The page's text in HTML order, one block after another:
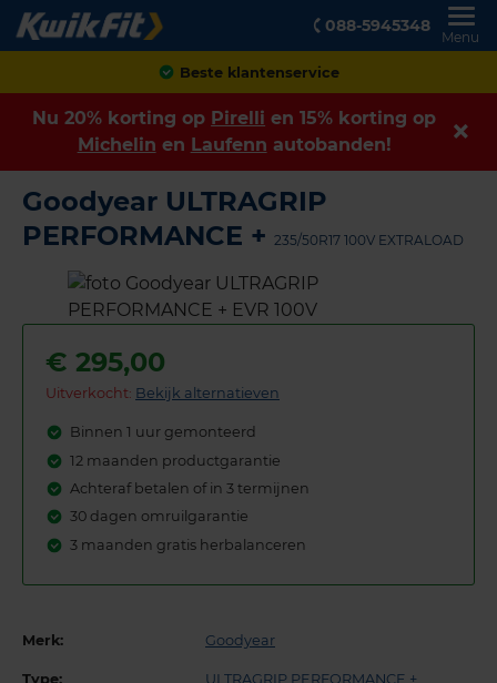
088-5945348
Menu
Achteraf betalen
Nu 20% korting op Pirelli en 15% korting op
Michelin en Laufenn autobanden!
Goodyear ULTRAGRIP
PERFORMANCE + 235/50R17 100V EXTRALOAD
€ 295,00
Uitverkocht: Bekijk alternatieven
Binnen 1 uur gemonteerd
12 maanden productgarantie
Achteraf betalen of in 3 termijnen
30 dagen omruilgarantie
3 maanden gratis herbalanceren
Merk: Goodyear
Type: ULTRAGRIP PERFORMANCE +